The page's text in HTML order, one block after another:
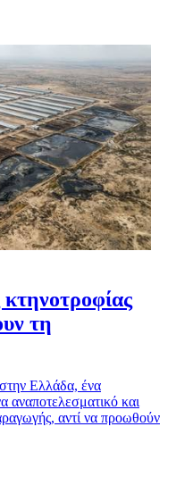
κτηνοτροφίας
τη
στην Ελλάδα, ένα
αναποτελεσματικό και
αντί να προωθούν